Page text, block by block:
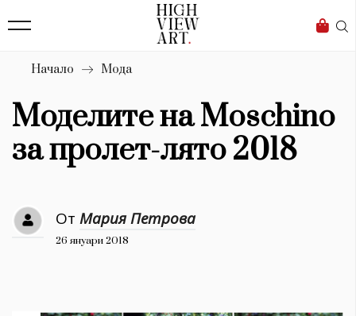
Бизнес
Мода
Dialogue
Изкуство
4339
Красота
777
Начало Мода
Моделите на Moschino
за пролет-лято 2018
От Мария Петрова
26 януари 2018